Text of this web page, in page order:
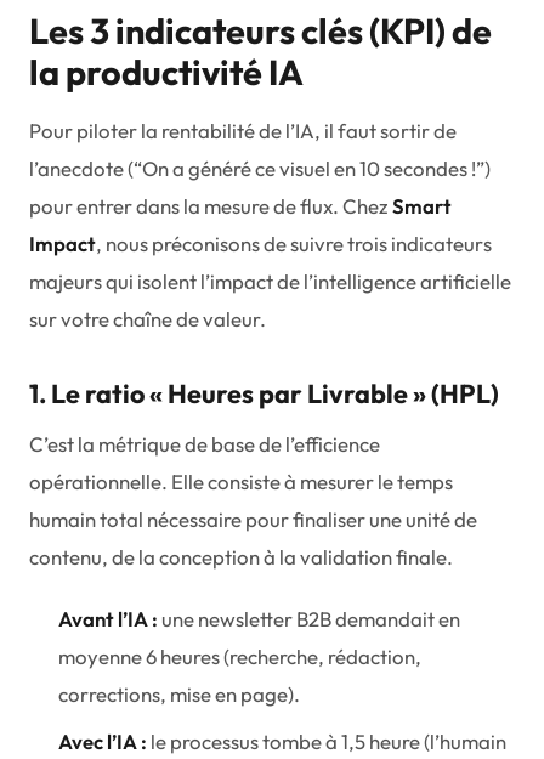
Les 3 indicateurs clés (KPI) de
la productivité IA
Pour piloter la rentabilité de l’IA, il faut sortir de
l’anecdote (“On a généré ce visuel en 10 secondes !”)
pour entrer dans la mesure de flux. ChezSmart
Impact, nous préconisons de suivre trois indicateurs
majeurs qui isolent l’impact de l’intelligence artificielle
sur votre chaîne de valeur.
1. Le ratio « Heures par Livrable » (HPL)
C’est la métrique de base de l’efficience
opérationnelle. Elle consiste à mesurer le temps
humain total nécessaire pour finaliser une unité de
contenu, de la conception à la validation finale.
Avant l’IA : une newsletter B2B demandait en
moyenne 6 heures (recherche, rédaction,
corrections, mise en page).
Avec l’IA : le processus tombe à 1,5 heure (l’humain